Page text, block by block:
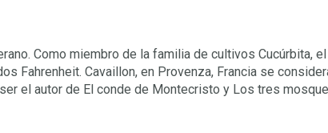
Como miembro de la familia de cultivos Cucúrbita,
Fahrenheit. Cavaillon, en Provenza, Francia se
el autor de El conde de Montecristo y Los tres